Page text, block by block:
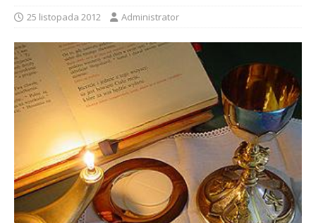
25 listopada 2012 Administrator